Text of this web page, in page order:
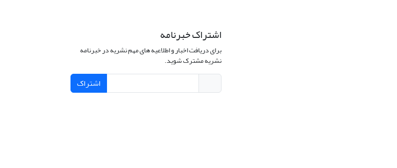
اشتراک خبرنامه
برای دریافت اخبار و اطلاعیه های مهم نشریه در خبرنامه
نشریه مشترک شوید.
اشتراک